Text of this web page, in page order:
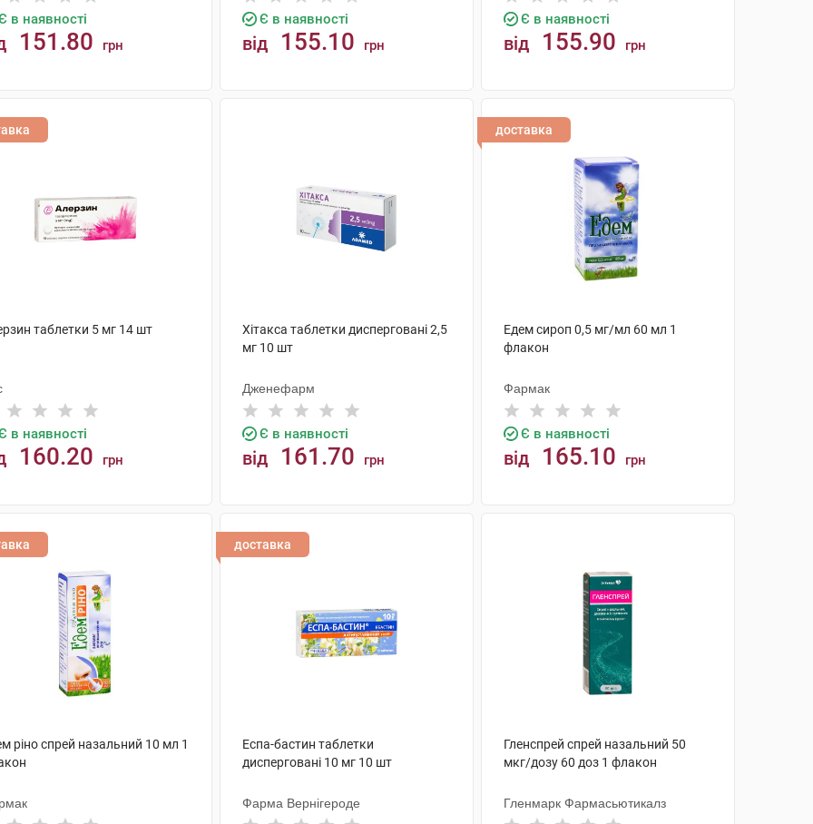
в наявності
151.80 грн
Є в наявності
від 155.10 грн
Є в наявності
від 155.90 грн
таблетки 5 мг 14 шт
в наявності
160.20 грн
Хітакса таблетки дисперговані 2,5
мг 10 шт
Дженефарм
Є в наявності
від 161.70 грн
доставка
Едем сироп 0,5 мг/мл 60 мл 1
флакон
Фармак
Є в наявності
від 165.10 грн
ріно спрей назальний 10 мл 1
доставка
Еспа-бастин таблетки
дисперговані 10 мг 10 шт
Фарма Вернігероде
Гленспрей спрей назальний 50
мкг/дозу 60 доз 1 флакон
Гленмарк Фармасьютикалз